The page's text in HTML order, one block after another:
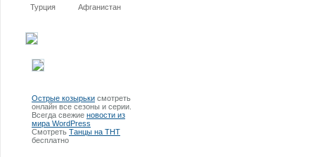
Турция Афганистан
Острые козырьки смотреть
онлайн все сезоны и серии.
Всегда свежие новости из
мира WordPress
Смотреть Танцы на ТНТ
бесплатно